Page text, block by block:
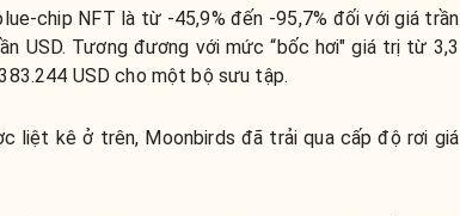
chip NFT là từ -45,9% đến -95,7% đối với giá trần
USD. Tương đương với mức “bốc hơi" giá trị từ 3,3
USD cho một bộ sưu tập.
liệt kê ở trên, Moonbirds đã trải qua cấp độ rơi giá